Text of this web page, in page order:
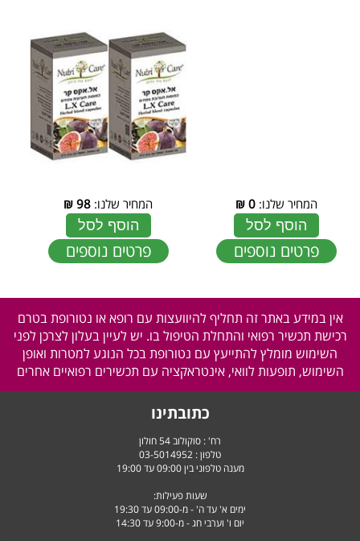
המחיר שלנו:0
₪
הוסף לסל
פרטים נוספים
המחיר שלנו: 98
₪
הוסף לסל
פרטים נוספים
אין במידע באתר זה תחליף להיוועצות עם רופא או נטורופת בטרם
רכישת תכשיר רפואי והתחלת הטיפול בו. יש לעיין בעלון לצרכן לפני
השימוש מומלץ להתייעץ עם נטורופת בכל הנוגע למטרות ואופן
השימוש, תופעות לוואי, אינטראקציה עם תכשירים רפואיים אחרים
כתובתינו
רח' : סוקולוב 54 חולון
טלפון : 03-5014952
מענה טלפוני בין 09:00 עד 19:00
שעות פעילות:
ימים א' עד ה' - מ-09:00 עד 19:30
יום ו' וערבי חג - מ-9:00 עד 14:30